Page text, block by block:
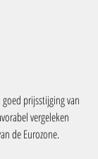
vergeleken
de Eurozone.